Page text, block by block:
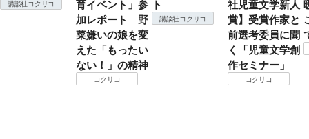
講談社コクリコ
育イベント」参
加レポート 野
菜嫌いの娘を変
えた「もったい
ない！」の精神
コクリコ
ト
講談社コクリコ
社児童文学新人
賞】受賞作家と
前選考委員に聞
く「児童文学創
作セミナー」
コクリコ